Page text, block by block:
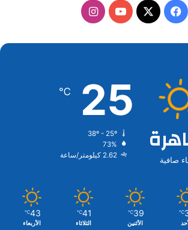
فيسبوك
‫X
‫YouTubeانستقرام
صافية
25
℃
73%
2.62 كيلومتر/ساعة
℃
39
℃
الأثنين
41
℃
الثلاثاء
43
℃
الأربعاء